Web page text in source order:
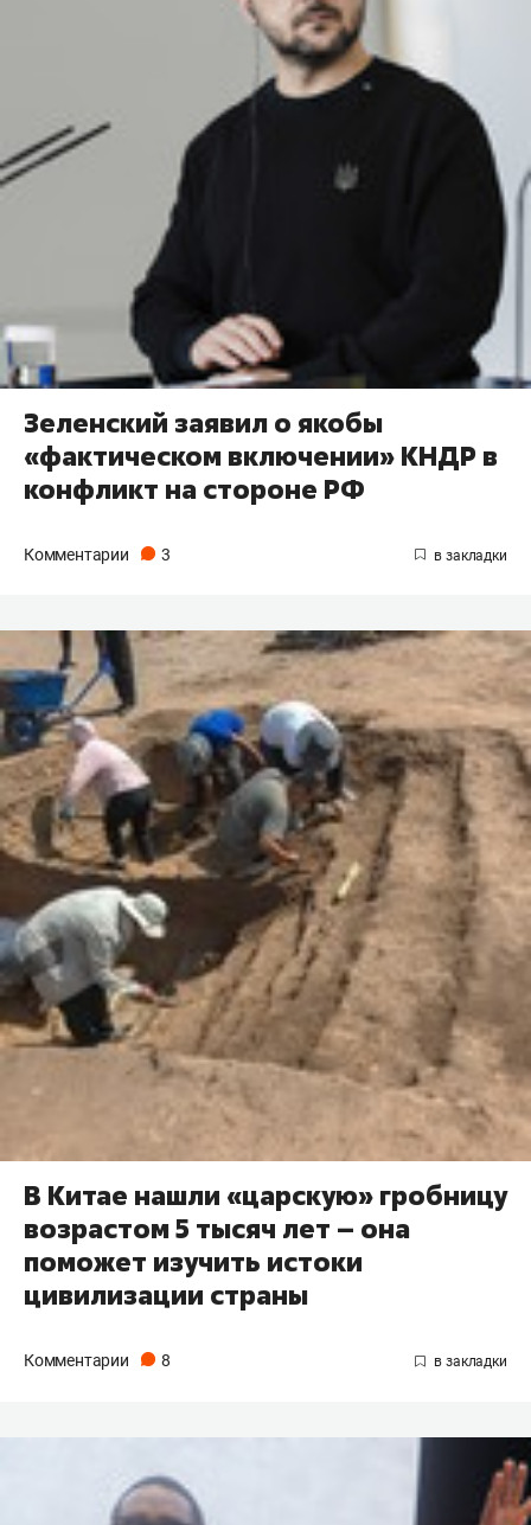
Зеленский заявил о якобы
«фактическом включении» КНДР в
конфликт на стороне РФ
Комментарии 3
В Китае нашли «царскую» гробницу
возрастом 5 тысяч лет – она
поможет изучить истоки
цивилизации страны
Комментарии 8